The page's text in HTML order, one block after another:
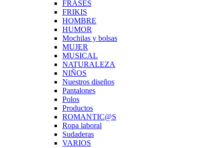
FRASES
FRIKIS
HOMBRE
HUMOR
Mochilas y bolsas
MUJER
MUSICAL
NATURALEZA
NIÑOS
Nuestros diseños
Pantalones
Polos
Productos
ROMANTIC@S
Ropa laboral
Sudaderas
VARIOS